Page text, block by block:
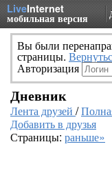
LiveInternet
мобильная версия
Вы были
страницы.
Авторизация
Дневник
Лента друзей /
Добавить в друзья
Страницы: раньше»